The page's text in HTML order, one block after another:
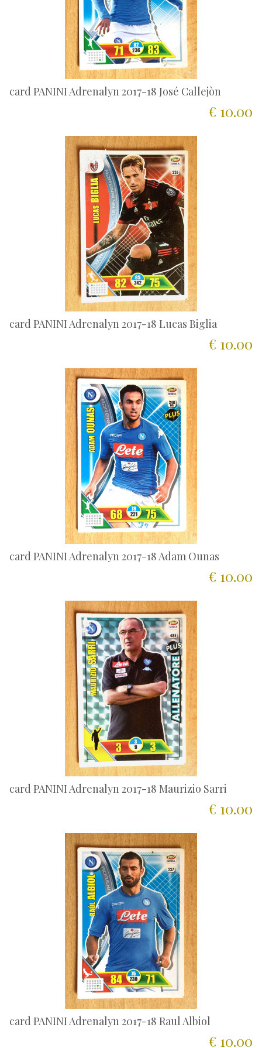
card PANINI Adrenalyn 2017-18 José Callejòn
€ 10.00
card PANINI Adrenalyn 2017-18 Lucas Biglia
€ 10.00
card PANINI Adrenalyn 2017-18 Adam Ounas
€ 10.00
card PANINI Adrenalyn 2017-18 Maurizio Sarri
€ 10.00
card PANINI Adrenalyn 2017-18 Raul Albiol
€ 10.00